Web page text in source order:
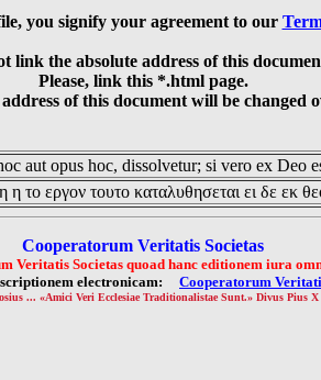
you signify your agreement to our
link the absolute address of this
Please, link this *.html page.
of this document will be changed
aut opus hoc, dissolvetur; si vero ex Deo
το εργον τουτο καταλυθησεται ει δε εκ
Cooperatorum Veritatis Societas
Veritatis Societas quoad hanc editionem iura
electronicam: Cooperatorum
... «Amici Veri Ecclesiae Traditionalistae Sunt.» Divus Pius X